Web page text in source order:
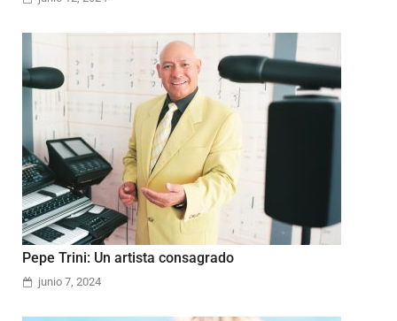
Pepe Trini: Un artista consagrado
junio 7, 2024